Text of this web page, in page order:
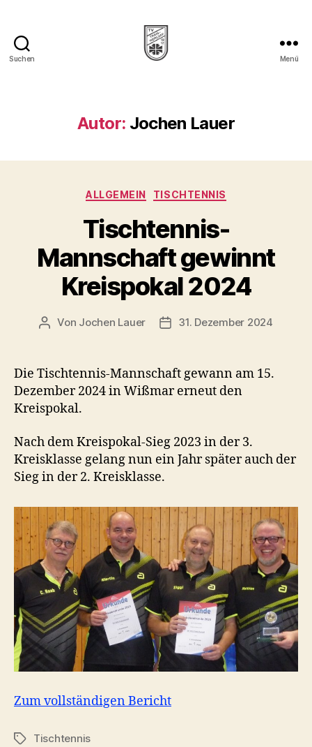
Suchen
Horloff
e.V.
Menü
Autor: Jochen Lauer
Kategorien
ALLGEMEIN TISCHTENNIS
Tischtennis-
Mannschaft gewinnt
Kreispokal 2024
Beitragsautor
Von Jochen Lauer Veröffentlichungsdatum
31. Dezember 2024
Die Tischtennis-Mannschaft gewann am 15.
Dezember 2024 in Wißmar erneut den
Kreispokal.
Nach dem Kreispokal-Sieg 2023 in der 3.
Kreisklasse gelang nun ein Jahr später auch der
Sieg in der 2. Kreisklasse.
Zum vollständigen Bericht
Schlagwörter
Tischtennis